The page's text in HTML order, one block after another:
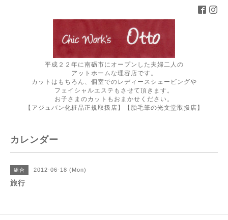
平成２２年に南砺市にオープンした夫婦二人の
アットホームな理容店です。
カットはもちろん、個室でのレディースシェービングや
フェイシャルエステもさせて頂きます。
お子さまのカットもおまかせください。
【アジュバン化粧品正規取扱店】【胎毛筆の光文堂取扱店】
カレンダー
組合 2012-06-18 (Mon)
旅行